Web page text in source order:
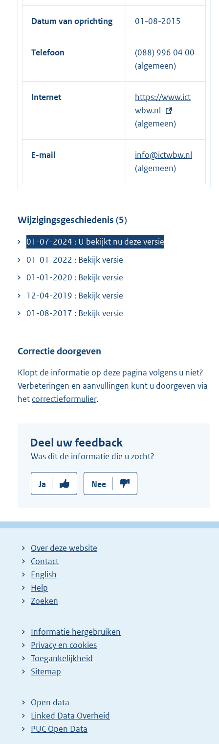
Datum van oprichting 01-08-2015
Telefoon
(088) 996 04 00
(algemeen)
Internet
E
x
t
e
r
n
l
:
https://www.ict
wbw.nl
(algemeen)
E-mail
info@ictwbw.nl
(algemeen)
Wijzigingsgeschiedenis (5)
01-07-2024 : U bekijkt nu deze versie
01-01-2022 : Bekijk versie
01-01-2020 : Bekijk versie
12-04-2019 : Bekijk versie
01-08-2017 : Bekijk versie
Correctie doorgeven
Klopt de informatie op deze pagina volgens u niet?
Verbeteringen en aanvullingen kunt u doorgeven via
het correctieformulier.
Deel uw feedback
Was dit de informatie die u zocht?
Ja Nee
Over deze website
Contact
English
Help
Zoeken
Informatie hergebruiken
Privacy en cookies
Toegankelijkheid
Sitemap
Open data
Linked Data Overheid
PUC Open Data